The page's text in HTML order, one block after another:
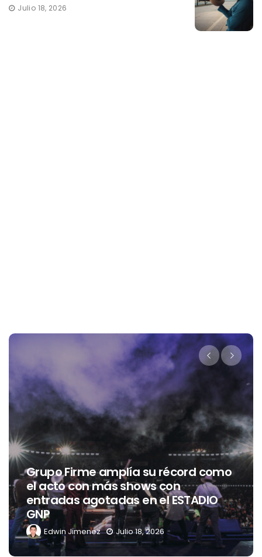
Julio 18, 2026
Grupo Firme amplía su récord como
el acto con más shows con
entradas agotadas en el ESTADIO
GNP
Edwin Jimenez Julio 18, 2026